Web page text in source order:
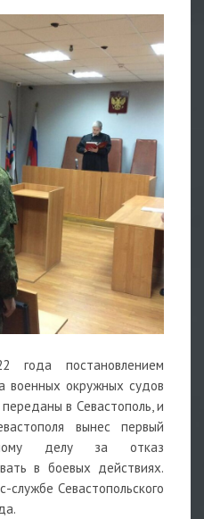
постановлением
военных окружных судов
в Севастополь, и
вынес первый
делу за отказ
в боевых действиях.
Севастопольского